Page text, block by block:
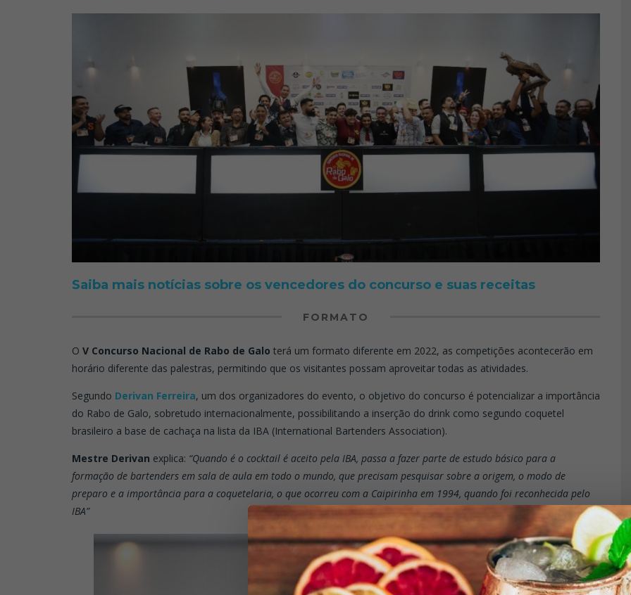
Saiba mais notícias sobre os vencedores do concurso e suas receitas
FORMATO
O V Concurso Nacional de Rabo de Galo terá um formato diferente em 2022, as competições acontecerão em
horário diferente das palestras, permitindo que os visitantes possam aproveitar todas as atividades.
Segundo Derivan Ferreira, um dos organizadores do evento, o objetivo do concurso é potencializar a importância
do Rabo de Galo, sobretudo internacionalmente, possibilitando a inserção do drink como segundo coquetel
brasileiro a base de cachaça na lista da IBA (International Bartenders Association).
Mestre Derivan explica: “Quando é o cocktail é aceito pela IBA, passa a fazer parte de estudo básico para a
formação de bartenders em sala de aula em todo o mundo, que precisam pesquisar sobre a origem, o modo de
preparo e a importância para a coquetelaria, o que ocorreu com a Caipirinha em 1994, quando foi reconhecida pelo
IBA”